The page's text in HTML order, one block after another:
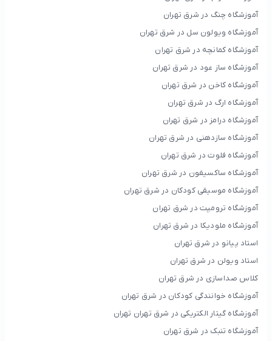
آموزشگاه چنگ در شرق تهران
آموزشگاه ویولون سل در شرق تهران
آموزشگاه کمانچه در شرق تهران
آموزشگاه ساز عود در شرق تهران
آموزشگاه کاخن در شرق تهران
آموزشگاه ارگ در شرق تهران
آموزشگاه درامز در شرق تهران
آموزشگاه سازدهنی در شرق تهران
آموزشگاه فلوت در شرق تهران
آموزشگاه ساکسیفون در شرق تهران
آموزشگاه موسیقی کودکان در شرق تهران
آموزشگاه ترومپت در شرق تهران
آموزشگاه ملودیکا در شرق تهران
استاد پیانو در شرق تهران
استاد ویولن در شرق تهران
کلاس صداسازی در شرق تهران
آموزشگاه خوانندگی کودکان در شرق تهران
آموزشگاه گیتار الکتریکی در شرق تهران تهران
آموزشگاه تنبک در شرق تهران